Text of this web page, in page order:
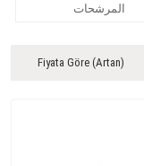
المرشحات
Fiyata Göre (Artan)